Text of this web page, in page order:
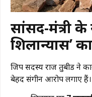
सांसद-मंत्री के
शिलान्यास’
​जिप सदस्य राज तुबीड ने
बेहद संगीन आरोप लगाए हैं।